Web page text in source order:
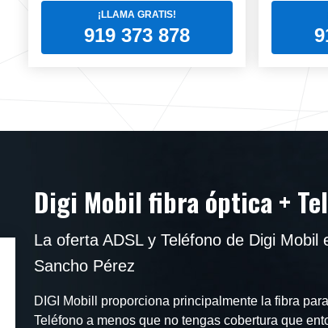
¡LLAMA GRATIS!
919 373 878
Digi Mobil fibra óptica +
La oferta ADSL y Teléfono de Digi Mobil
Sancho Pérez
DIGI Mobill proporciona principalmente la fibra
Teléfono a menos que no tengas cobertura que